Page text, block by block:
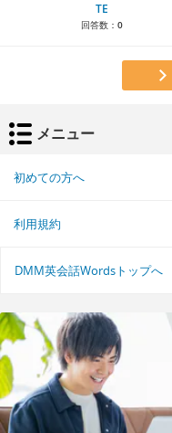
TE
回答数： 0
メニュー
初めての方へ
利用規約
DMM英会話Wordsトップへ